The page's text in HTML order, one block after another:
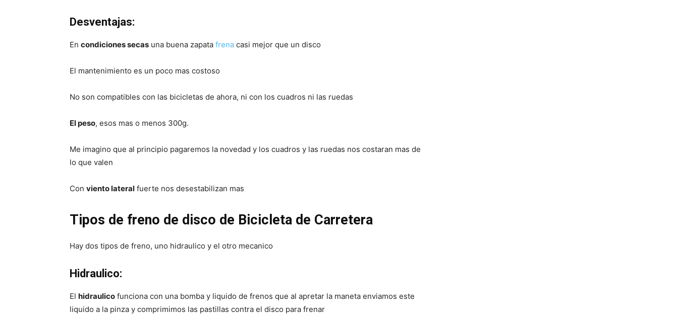
Desventajas:
En condiciones secas una buena zapata frena casi mejor que un disco
El mantenimiento es un poco mas costoso
No son compatibles con las bicicletas de ahora, ni con los cuadros ni las ruedas
El peso, esos mas o menos 300g.
Me imagino que al principio pagaremos la novedad y los cuadros y las ruedas nos costaran mas de
lo que valen
Con viento lateral fuerte nos desestabilizan mas
Tipos de freno de disco de Bicicleta de Carretera
Hay dos tipos de freno, uno hidraulico y el otro mecanico
Hidraulico:
El hidraulico funciona con una bomba y liquido de frenos que al apretar la maneta enviamos este
liquido a la pinza y comprimimos las pastillas contra el disco para frenar